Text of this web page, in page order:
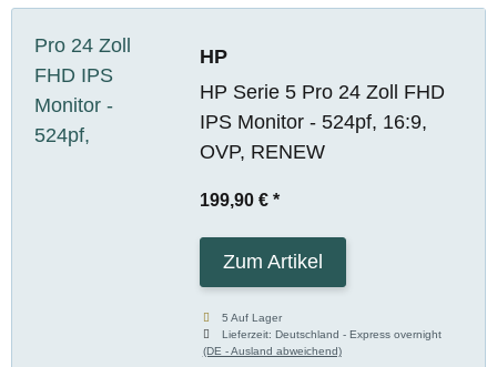
HP
HP Serie 5 Pro 24 Zoll FHD
IPS Monitor - 524pf, 16:9,
OVP, RENEW
199,90 € *
Zum Artikel
5 Auf Lager
Lieferzeit:Deutschland - Express overnight
(DE - Ausland abweichend)